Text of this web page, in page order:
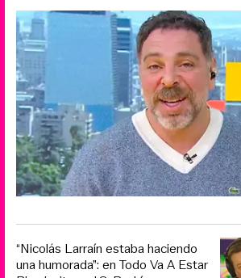
“Nicolás Larraín estaba haciendo
una humorada”: en Todo Va A Estar